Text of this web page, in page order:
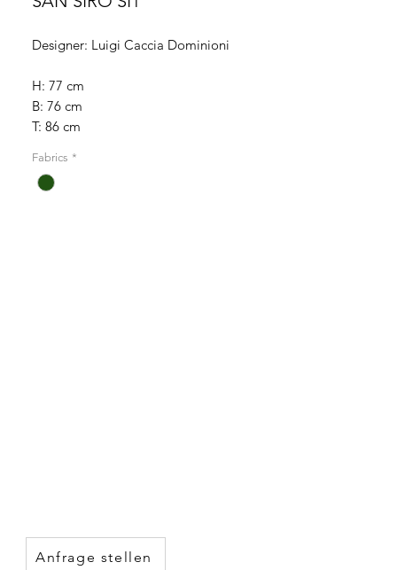
Designer: Luigi Caccia Dominioni
H: 77 cm
B: 76 cm
T: 86 cm
Fabrics *
Anfrage stellen